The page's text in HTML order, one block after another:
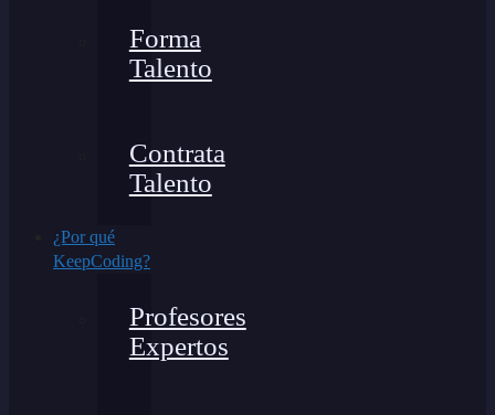
Forma
Talento
Contrata
Talento
¿Por qué
KeepCoding?
Profesores
Expertos